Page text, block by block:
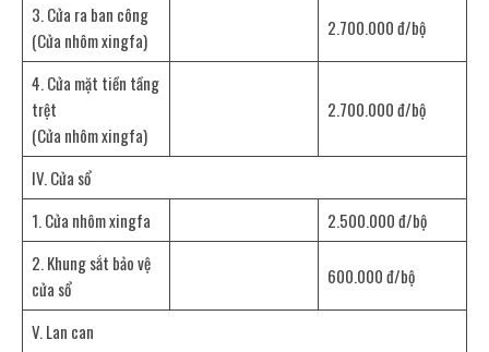
3. Cửa ra ban công
(Cửa nhôm xingfa)
2.700.000 đ/bộ
4. Cửa mặt tiền tầng
trệt
(Cửa nhôm xingfa)
2.700.000 đ/bộ
IV. Cửa sổ
1. Cửa nhôm xingfa
2.500.000 đ/bộ
2. Khung sắt bảo vệ
cửa sổ
600.000 đ/bộ
V. Lan can